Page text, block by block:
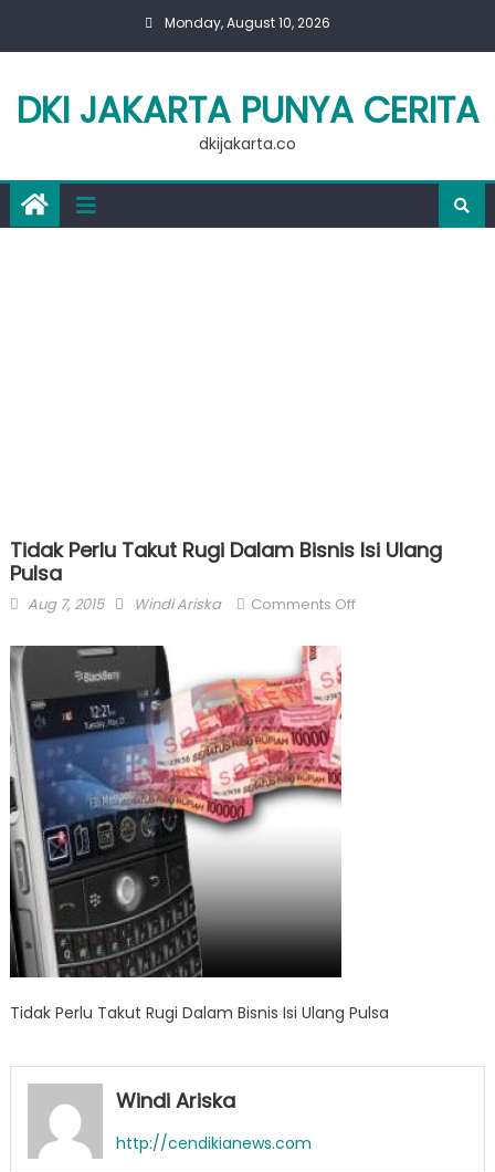
Monday, August 10, 2026
DKI JAKARTA PUNYA CERITA
dkijakarta.co
Tidak Perlu Takut Rugi Dalam Bisnis Isi Ulang
Pulsa
Posted
Aug 7, 2015 Author
Windi Ariska Comments Offon
Tidak Perlu Takut Rugi Dalam Bisnis Isi Ulang Pulsa
Windi Ariska
http://cendikianews.com